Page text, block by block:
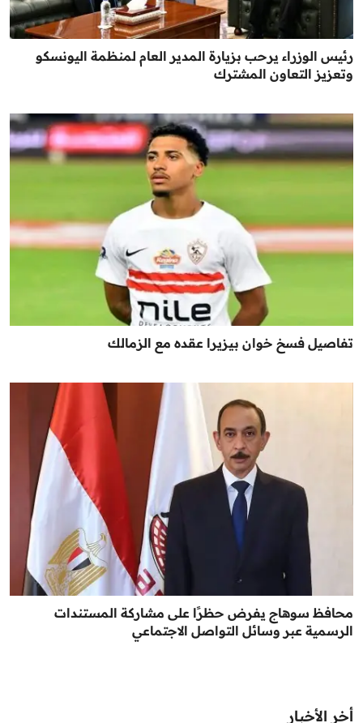
رئيس الوزراء يرحب بزيارة المدير العام لمنظمة اليونسكو
وتعزيز التعاون المشترك
تفاصيل فسخ خوان بيزيرا عقده مع الزمالك
محافظ سوهاج يفرض حظرًا على مشاركة المستندات
الرسمية عبر وسائل التواصل الاجتماعي
أخر الأخبار